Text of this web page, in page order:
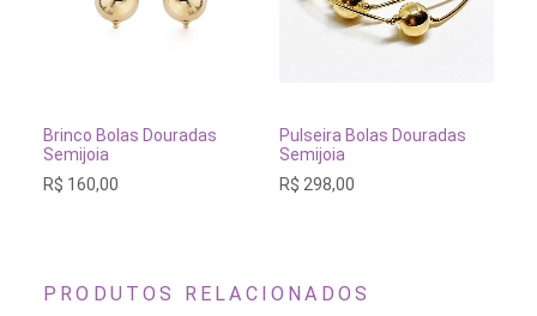
ADICIONAR AO CARRINHO
Brinco Bolas Douradas
Semijoia
R$ 160,00
ADICIONAR AO
Pulseira Bolas Douradas
Semijoia
R$ 298,00
PRODUTOS RELACIONADOS